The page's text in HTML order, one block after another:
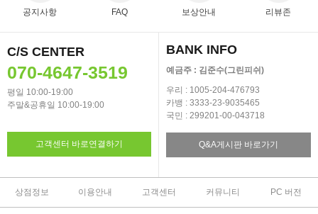
공지사항 FAQ 보상안내 리뷰존
C/S CENTER
070-4647-3519
평일 10:00-19:00
주말&공휴일 10:00-19:00
고객센터 바로연결하기
BANK INFO
예금주 : 김준수(그린피쉬)
우리 : 1005-204-476793
카뱅 : 3333-23-9035465
국민 : 299201-00-043718
Q&A게시판 바로가기
상점정보 이용안내 고객센터 커뮤니티 PC 버전